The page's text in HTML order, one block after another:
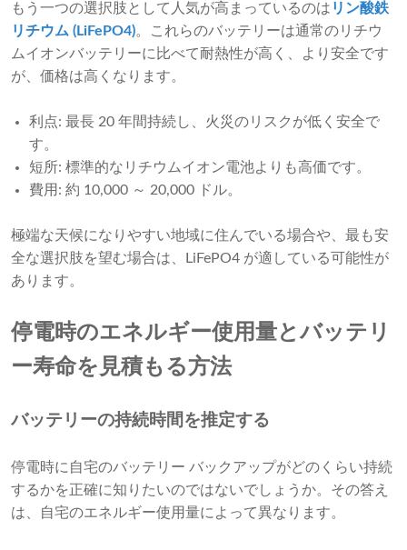
もう一つの選択肢として人気が高まっているのは リン酸鉄
リチウム (LiFePO4)。これらのバッテリーは通常のリチウ
ムイオンバッテリーに比べて耐熱性が高く、より安全です
が、価格は高くなります。
利点: 最長 20 年間持続し、火災のリスクが低く安全で
す。
短所: 標準的なリチウムイオン電池よりも高価です。
費用: 約 10,000 ～ 20,000 ドル。
極端な天候になりやすい地域に住んでいる場合や、最も安
全な選択肢を望む場合は、LiFePO4 が適している可能性が
あります。
停電時のエネルギー使用量とバッテリ
ー寿命を見積もる方法
バッテリーの持続時間を推定する
停電時に自宅のバッテリー バックアップがどのくらい持続
するかを正確に知りたいのではないでしょうか。その答え
は、自宅のエネルギー使用量によって異なります。